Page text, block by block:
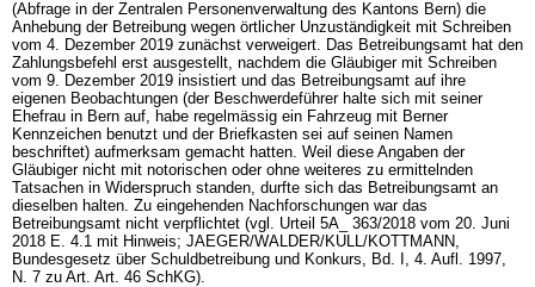
(Abfrage in der Zentralen Personenverwaltung des Kantons Bern) die
Anhebung der Betreibung wegen örtlicher Unzuständigkeit mit Schreiben
vom 4. Dezember 2019 zunächst verweigert. Das Betreibungsamt hat den
Zahlungsbefehl erst ausgestellt, nachdem die Gläubiger mit Schreiben
vom 9. Dezember 2019 insistiert und das Betreibungsamt auf ihre
eigenen Beobachtungen (der Beschwerdeführer halte sich mit seiner
Ehefrau in Bern auf, habe regelmässig ein Fahrzeug mit Berner
Kennzeichen benutzt und der Briefkasten sei auf seinen Namen
beschriftet) aufmerksam gemacht hatten. Weil diese Angaben der
Gläubiger nicht mit notorischen oder ohne weiteres zu ermittelnden
Tatsachen in Widerspruch standen, durfte sich das Betreibungsamt an
dieselben halten. Zu eingehenden Nachforschungen war das
Betreibungsamt nicht verpflichtet (vgl. Urteil 5A_ 363/2018 vom 20. Juni
2018 E. 4.1 mit Hinweis; JAEGER/WALDER/KULL/KOTTMANN,
Bundesgesetz über Schuldbetreibung und Konkurs, Bd. I, 4. Aufl. 1997,
N. 7 zu Art. Art. 46 SchKG).